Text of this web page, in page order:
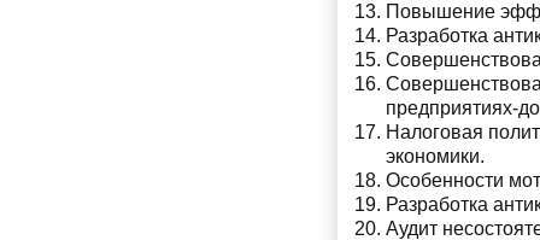
Повышение
Разработка
предприятиях-
Налоговая
экономики.
Особенности
Разработка
Аудит